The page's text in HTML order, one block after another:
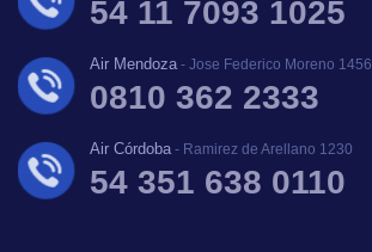
54 11 7093 1025
Air Mendoza - Jose Federico Moreno 1456
0810 362 2333
Air Córdoba - Ramirez de Arellano 1230
54 351 638 0110